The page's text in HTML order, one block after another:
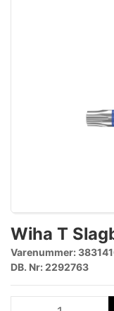
Wiha T
Varenummer:
DB. Nr: 2292763